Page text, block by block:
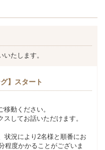
たします。
】スタート
動ください。
してお話いただけます。
状況により2名様と順番にお
程度かかることがございま